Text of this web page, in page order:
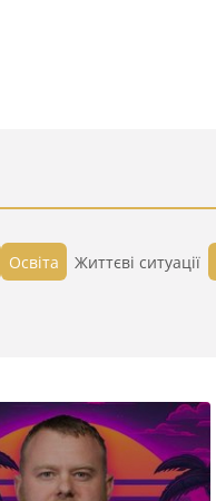
Освіта Життєві ситуації